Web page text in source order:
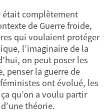
était complètement
de Guerre froide,
qui voulaient protéger
l’imaginaire de la
on peut poser les
penser la guerre de
ont évolué, les
qu’on a voulu partir
théorie.